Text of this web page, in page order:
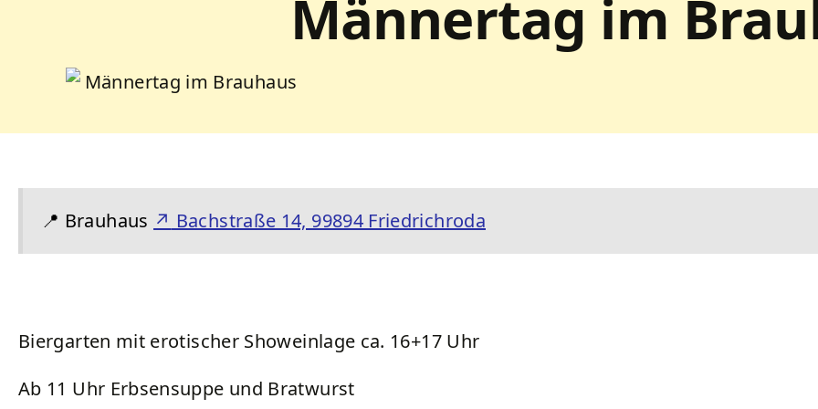
Männertag im
📍 Brauhaus ↗ Bachstraße 14, 99894 Friedrichroda
Biergarten mit erotischer Showeinlage ca. 16+17 Uhr
Ab 11 Uhr Erbsensuppe und Bratwurst